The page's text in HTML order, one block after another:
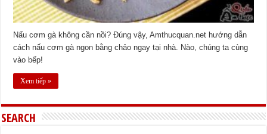
Nấu cơm gà không cần nồi? Đúng vậy, Amthucquan.net hướng dẫn
cách nấu cơm gà ngon bằng chảo ngay tại nhà. Nào, chúng ta cùng
vào bếp!
Xem tiếp »
SEARCH